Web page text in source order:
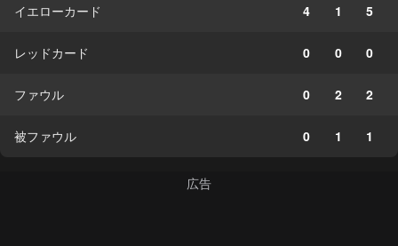
イエローカード 4 1 5
レッドカード 0 0 0
ファウル 0 2 2
被ファウル 0 1 1